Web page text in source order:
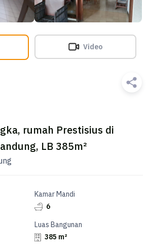
Video
rumah Prestisius di
LB 385m²
Kamar Mandi
6
Luas Bangunan
385 m²